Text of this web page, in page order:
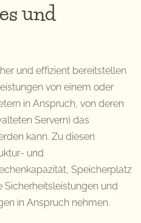
und
und effizient bereitstellen
von einem oder
in Anspruch, von deren
Servern) das
kann. Zu diesen
und
Speicherplatz
Sicherheitsleistungen und
in Anspruch nehmen.